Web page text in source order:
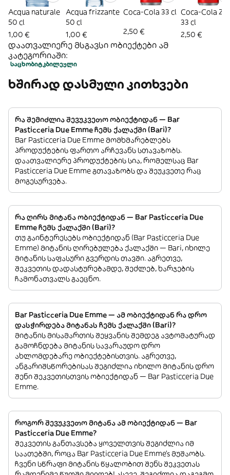
Acqua naturale
50 cl
1,00 €
Acqua frizzante
50 cl
1,00 €
Coca-Cola 33 cl
2,50 €
Coca-Cola
33 cl
2,50 €
დაათვალიერე მსგავსი ობიექტები ამ
კატეგორიაში:
საცხობიტკბილეული
ხშირად დასმული კითხვები
რა შემიძლია შევუკვეთო ობიექტიდან — Bar
Pasticceria Due Emme ჩემს ქალაქში (Bari)?
Bar Pasticceria Due Emme მომხმარებლებს
პროდუქტების ფართო არჩევანს სთავაზობს.
დაათვალიერე პროდუქტების სია, რომელსაც Bar
Pasticceria Due Emme გთავაზობს და შეუკვეთე რაც
მოგესურვება.
რა ღირს მიტანა ობიექტიდან — Bar Pasticceria Due
Emme ჩემს ქალაქში (Bari)?
თუ გაინტერესებს ობიექტიდან (Bar Pasticceria Due
Emme) მიტანის ღირებულება ქალაქში — Bari, იხილე
მიტანის საფასური გვერდის თავში. აგრეთვე,
შეკვეთის დადასტურებამდე, შეძლებ, ხარჯების
ჩამონათვალს გაეცნო.
Bar Pasticceria Due Emme — ამ ობიექტიდან რა დრო
დასჭირდება მიტანას ჩემს ქალაქში (Bari)?
მიტანის მისამართის შეყვანის შემდეგ ავტომატურად
გამოჩნდება მიტანის სავარაუდო დრო
ახლომდებარე ობიექტებისთვის. აგრეთვე,
ანგარიშსწორებისას შეგიძლია იხილო მიტანის დრო
შენი შეკვეთისთვის ობიექტიდან — Bar Pasticceria Due
Emme.
როგორ შევუკვეთო მიტანა ამ ობიექტიდან — Bar
Pasticceria Due Emme?
შეკვეთის განთავსება ყოველთვის შეგიძლია იმ
საათებში, როცა Bar Pasticceria Due Emme’s მუშაობს.
ჩვენი სწრაფი მიტანის წყალობით შენს შეკვეთას